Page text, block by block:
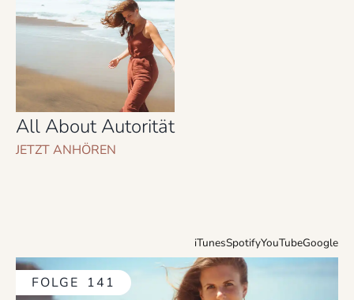
All About Autorität
JETZT ANHÖREN
iTunesSpotifyYouTubeGoogle
FOLGE 141